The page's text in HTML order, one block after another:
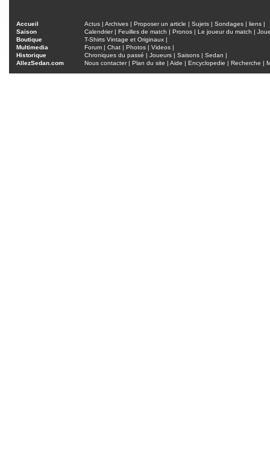
Accueil Actus | Archives | Proposer un article | Sujets | Sondages | liens |
Saison
Calendrier| Feuilles de match | Pronos | Le joueur du match |
Boutique
T-Shirts Vintage et Originaux |
Multimedia
Forum | Chat | Photos | Videos |
Historique
Chroniques du passé | Joueurs | Saisons | Sedan |
AllezSedan.com
Nous contacter| Plan du site | Aide | Encyclopedie | Recherche |